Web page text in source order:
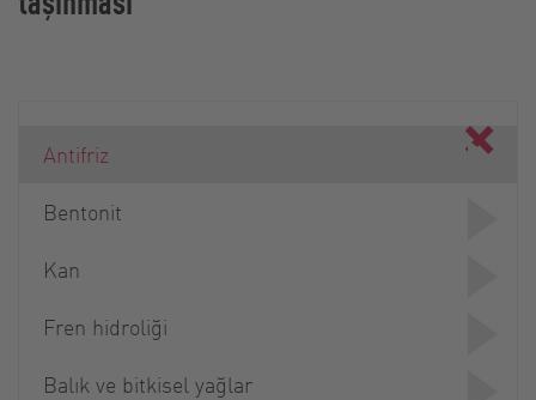
Antifriz
Bentonit
Kan
Fren hidroliği
Balık ve bitkisel yağlar